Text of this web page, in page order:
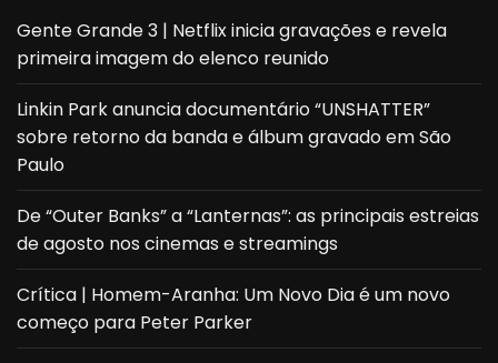
Gente Grande 3 | Netflix inicia gravações e revela
primeira imagem do elenco reunido
Linkin Park anuncia documentário “UNSHATTER”
sobre retorno da banda e álbum gravado em São
Paulo
De “Outer Banks” a “Lanternas”: as principais estreias
de agosto nos cinemas e streamings
Crítica | Homem-Aranha: Um Novo Dia é um novo
começo para Peter Parker